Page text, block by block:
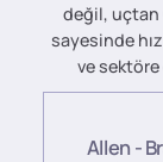
değil, uçtan
sayesinde
ve sektöre
Allen -